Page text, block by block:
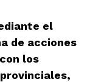
el
de acciones
los